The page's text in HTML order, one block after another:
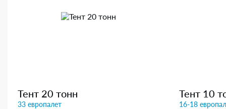
Тент 20 тонн
33 европалет
Тент 10
16-18